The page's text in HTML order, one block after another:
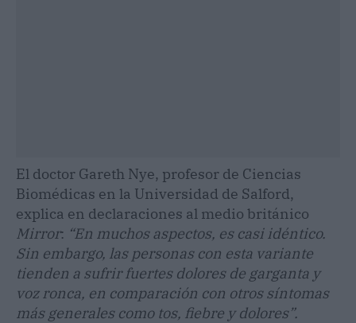
El doctor Gareth Nye, profesor de Ciencias
Biomédicas en la Universidad de Salford,
explica en declaraciones al medio británico
Mirror: “En muchos aspectos, es casi idéntico.
Sin embargo, las personas con esta variante
tienden a sufrir fuertes dolores de garganta y
voz ronca, en comparación con otros síntomas
más generales como tos, fiebre y dolores”.